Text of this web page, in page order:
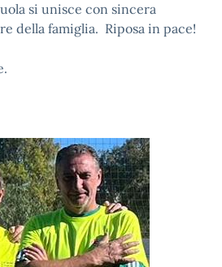
si unisce con sincera
della famiglia. Riposa in pace!